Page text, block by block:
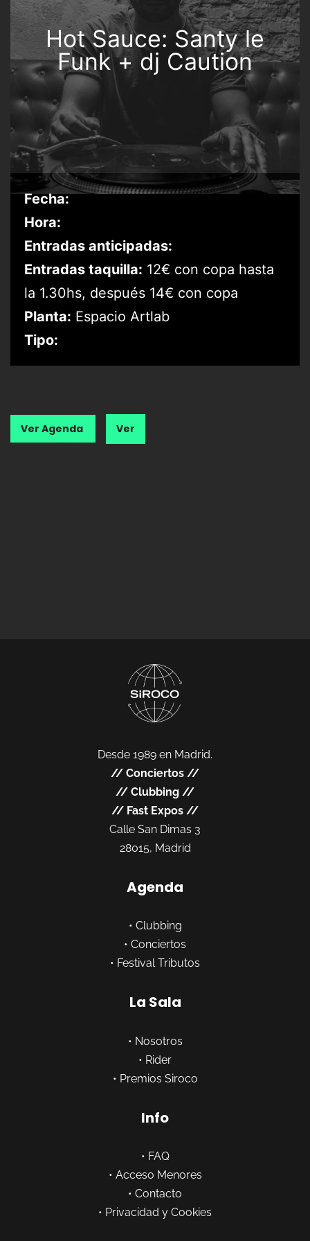
Hot Sauce: Santy le
Funk + dj Caution
Fecha:
Hora:
Entradas anticipadas:
Entradas taquilla: 12€ con copa hasta
la 1.30hs, después 14€ con copa
Planta: Espacio Artlab
Tipo:
Ver Agenda Ver
Desde 1989 en Madrid.
// Conciertos //
// Clubbing //
// Fast Expos //
Calle San Dimas 3
28015, Madrid
Agenda
• Clubbing
• Conciertos
• Festival Tributos
La Sala
• Nosotros
• Rider
• Premios Siroco
Info
• FAQ
• Acceso Menores
• Contacto
• Privacidad y Cookies